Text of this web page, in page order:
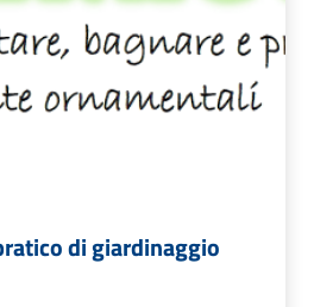
di giardinaggio